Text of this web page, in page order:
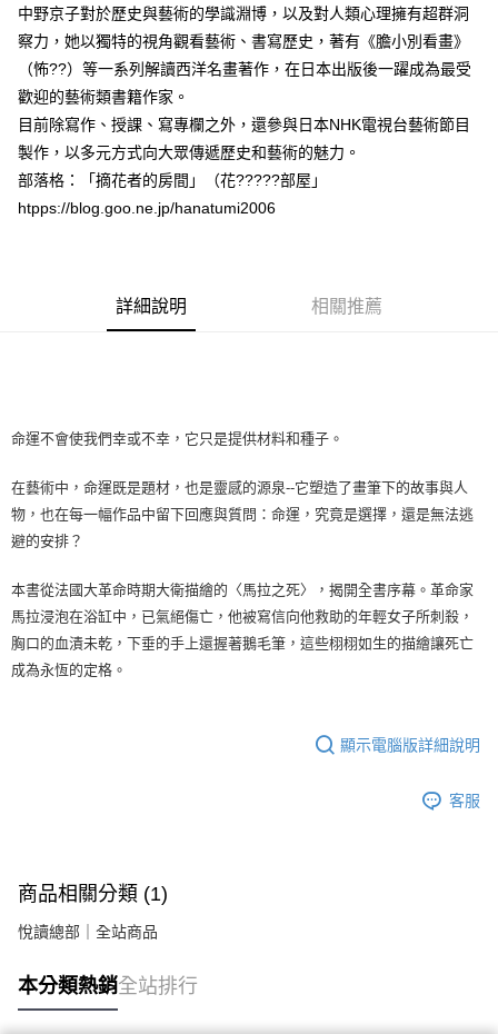
中野京子對於歷史與藝術的學識淵博，以及對人類心理擁有超群洞
察力，她以獨特的視角觀看藝術、書寫歷史，著有《膽小別看畫》
（怖??）等一系列解讀西洋名畫著作，在日本出版後一躍成為最受
歡迎的藝術類書籍作家。
目前除寫作、授課、寫專欄之外，還參與日本NHK電視台藝術節目
製作，以多元方式向大眾傳遞歷史和藝術的魅力。
部落格：「摘花者的房間」（花?????部屋」
htpps://blog.goo.ne.jp/hanatumi2006
詳細說明 相關推薦
命運不會使我們幸或不幸，它只是提供材料和種子。
在藝術中，命運既是題材，也是靈感的源泉--它塑造了畫筆下的故事與人
物，也在每一幅作品中留下回應與質問：命運，究竟是選擇，還是無法逃
避的安排？
本書從法國大革命時期大衛描繪的〈馬拉之死〉，揭開全書序幕。革命家
馬拉浸泡在浴缸中，已氣絕傷亡，他被寫信向他救助的年輕女子所刺殺，
胸口的血漬未乾，下垂的手上還握著鵝毛筆，這些栩栩如生的描繪讓死亡
成為永恆的定格。
顯示電腦版詳細說明
客服
商品相關分類 (1)
悅讀總部｜全站商品
本分類熱銷全站排行